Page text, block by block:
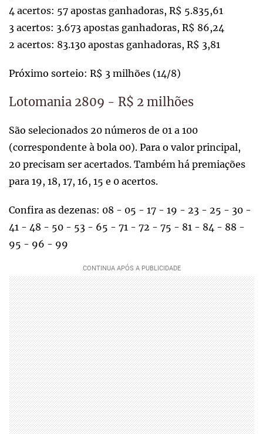
4 acertos: 57 apostas ganhadoras, R$ 5.835,61
3 acertos: 3.673 apostas ganhadoras, R$ 86,24
2 acertos: 83.130 apostas ganhadoras, R$ 3,81
Próximo sorteio: R$ 3 milhões (14/8)
Lotomania 2809 - R$ 2 milhões
São selecionados 20 números de 01 a 100
(correspondente à bola 00). Para o valor principal,
20 precisam ser acertados. Também há premiações
para 19, 18, 17, 16, 15 e 0 acertos.
Confira as dezenas: 08 - 05 - 17 - 19 - 23 - 25 - 30 -
41 - 48 - 50 - 53 - 65 - 71 - 72 - 75 - 81 - 84 - 88 -
95 - 96 - 99